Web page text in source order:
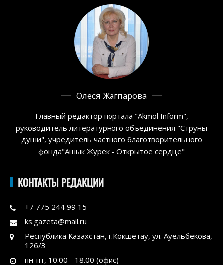
Олеся Жагпарова
Главный редактор портала "Akmol Inform",
руководитель литературного объединения "Струны
души", учредитель частного благотворительного
фонда"Ашык Журек - Открытое сердце"
КОНТАКТЫ РЕДАКЦИИ
+7 775 244 99 15
ks.gazeta@mail.ru
Республика Казахстан, г.Кокшетау, ул. Ауельбекова,
126/3
пн-пт, 10.00 - 18.00 (офис)